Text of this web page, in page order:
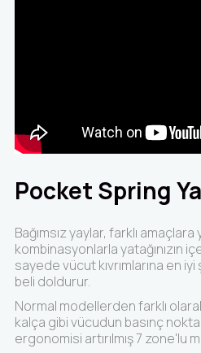
Pocket Spring
Bağımsız yaylar, farklı
kombinasyonlarla yatağınızın
sayede vücut kıvrımlarına en
beli doldurur.
Normal modellerden farklı
kalça gibi vücudun basınç
ergonomisi artırılmış 7 zone'lu